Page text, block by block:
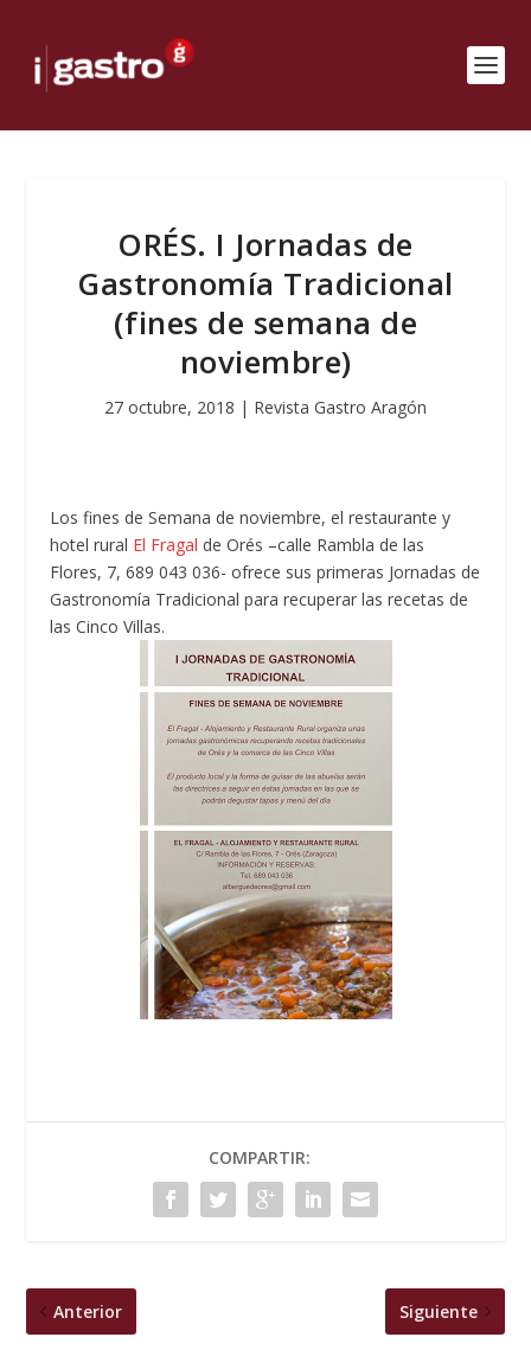
ORÉS. I Jornadas de
Gastronomía Tradicional
(fines de semana de
noviembre)
27 octubre, 2018 | Revista Gastro Aragón
Los fines de Semana de noviembre, el restaurante y
hotel rural El Fragal de Orés –calle Rambla de las
Flores, 7, 689 043 036- ofrece sus primeras Jornadas de
Gastronomía Tradicional para recuperar las recetas de
las Cinco Villas.
COMPARTIR:
Anterior Siguiente